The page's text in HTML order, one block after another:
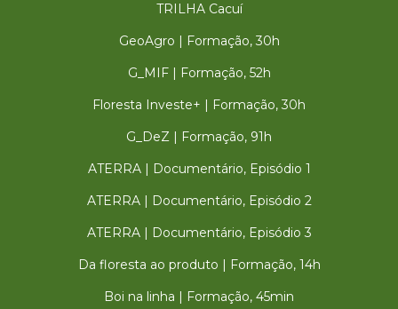
TRILHA Cacuí
GeoAgro | Formação, 30h
G_MIF | Formação, 52h
Floresta Investe+ | Formação, 30h
G_DeZ | Formação, 91h
ATERRA | Documentário, Episódio 1
ATERRA | Documentário, Episódio 2
ATERRA | Documentário, Episódio 3
Da floresta ao produto | Formação, 14h
Boi na linha | Formação, 45min